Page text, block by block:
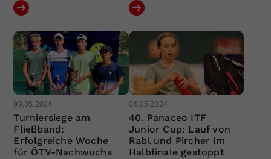
09.05.2024
Turniersiege am
Fließband:
Erfolgreiche Woche
für ÖTV-Nachwuchs
04.05.2024
40. Panaceo ITF
Junior Cup: Lauf von
Rabl und Pircher im
Halbfinale gestoppt